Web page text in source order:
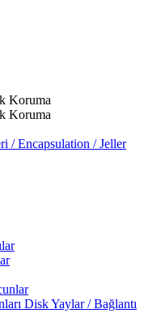
Koruma
Koruma
/ Encapsulation / Jeller
Disk Yaylar / Bağlantı